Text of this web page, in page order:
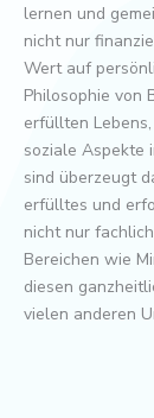
lernen und
nicht nur
Wert auf
Philosophie von
erfüllten
soziale Aspekte
sind überzeugt
erfülltes und
nicht nur
Bereichen wie
diesen
vielen anderen